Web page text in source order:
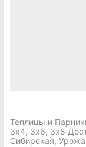
Теплицы и
3х4, 3х6, 3х8
Сибирская,